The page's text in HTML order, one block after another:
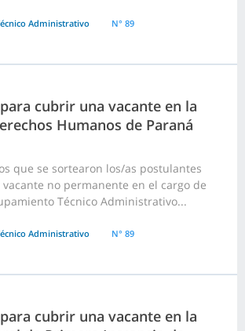
Administrativo N° 89
cubrir una vacante en la
Humanos de Paraná
que se sortearon los/as postulantes
no permanente en el cargo de
Técnico Administrativo...
Administrativo N° 89
cubrir una vacante en la